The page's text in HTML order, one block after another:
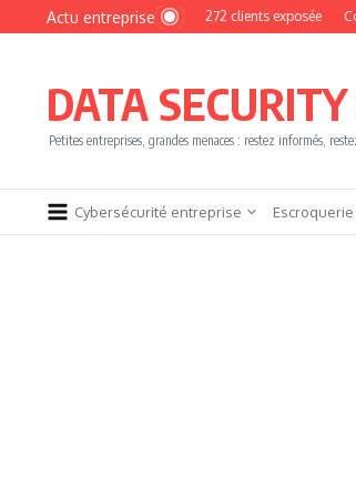
Aller au contenu
Actu entreprise
MyPhoto : une base de 16 272 clients exposée
DATA
Petites entreprises, grandes menaces : restez informés,
Cybersécurité entreprise Escroquerie